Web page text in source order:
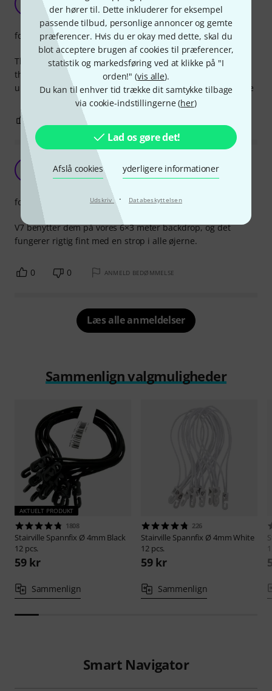
der hører til. Dette inkluderer for eksempel
passende tilbud, personlige annoncer og gemte
præferencer. Hvis du er okay med dette, skal du
blot acceptere brugen af cookies til præferencer,
statistik og markedsføring ved at klikke på "I
orden!" (vis alle).
Du kan til enhver tid trække dit samtykke tilbage
via cookie-indstillingerne (her)
Lad os gøre det!
Afslå cookies yderligere informationer
Udskriv · Databeskyttelsen
Lassejuggling 02.02.2025
They are the best, i bought 24 to be sure I had enough I
thought I only needed 12, but then they arrived and I
understood these are so cool so today I ordered some more
forarbejdning
Tynde stropper med god bæreevne
Laesoelasse 07.08.2025
V7 benytter dem på vores 6×3 meter backdrop, og det
fungerer rigtig fint med en strop i alle øjerne.
forarbejdning
0 0 ANMELD BEDØMMELSE
Læs alle anmeldelser
Sammenlign valgmuligheder
AKTUELT PRODUKT
1808
Stairville Spannfix Ø 4mm Black
12 pcs.
59 kr
Sammenlign
226
Stairville Spannfix Ø 4mm White
12 pcs.
59 kr
Sammenlign
Smart Navigator